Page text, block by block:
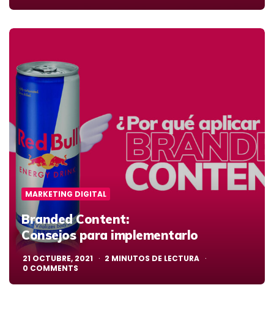
MARKETING DIGITAL
Branded Content:
Consejos para implementarlo
21 OCTUBRE, 2021 2 MINUTOS DE LECTURA
0 COMMENTS